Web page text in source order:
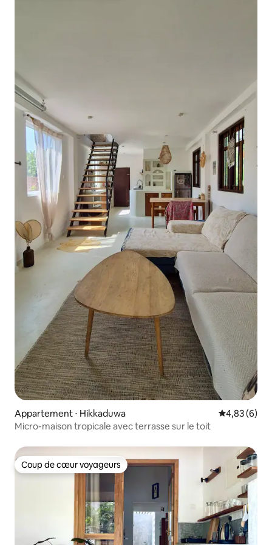
Appartement ⋅ Hikkaduwa Évaluation
4,83 (6)
Micro-maison tropicale avec terrasse sur le toit
Coup de cœur voyageurs
Coup de cœur voyageurs